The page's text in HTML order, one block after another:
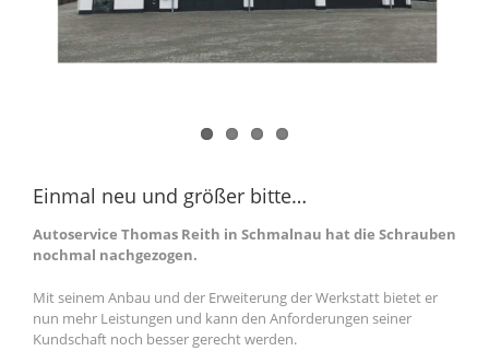
Einmal neu und größer bitte…
Autoservice Thomas Reith in Schmalnau hat die Schrauben
nochmal nachgezogen.
Mit seinem Anbau und der Erweiterung der Werkstatt bietet er
nun mehr Leistungen und kann den Anforderungen seiner
Kundschaft noch besser gerecht werden.